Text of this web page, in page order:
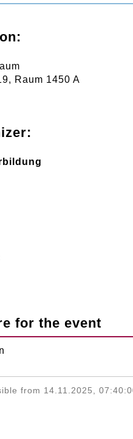
Raum 1450 A
for the event
from 14.11.2025,